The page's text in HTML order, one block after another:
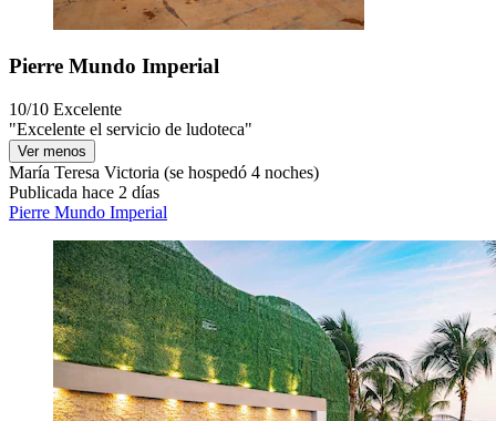
Pierre Mundo Imperial
10/10 Excelente
"Excelente el servicio de ludoteca"
Ver menos
María Teresa Victoria (se hospedó 4 noches)
Publicada hace 2 días
Pierre Mundo Imperial